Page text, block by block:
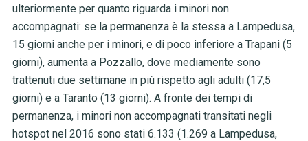
ulteriormente per quanto riguarda i minori non
accompagnati: se la permanenza è la stessa a Lampedusa,
15 giorni anche per i minori, e di poco inferiore a Trapani (5
giorni), aumenta a Pozzallo, dove mediamente sono
trattenuti due settimane in più rispetto agli adulti (17,5
giorni) e a Taranto (13 giorni). A fronte dei tempi di
permanenza, i minori non accompagnati transitati negli
hotspot nel 2016 sono stati 6.133 (1.269 a Lampedusa,